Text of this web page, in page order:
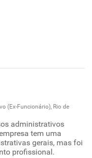
(Ex-Funcionário), Rio de
administrativos
tem uma
gerais, mas foi
profissional.